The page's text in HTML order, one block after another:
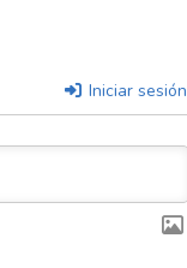
Iniciar sesión